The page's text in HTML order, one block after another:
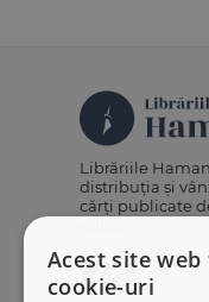
Acest site
cookie-uri
Librăriile
distribuția și
cărți publicate